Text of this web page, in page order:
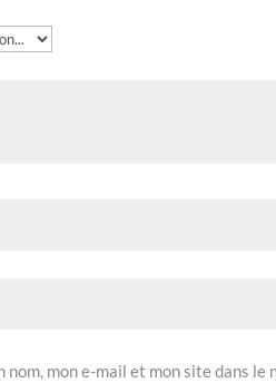
nom, mon e-mail et mon site dans